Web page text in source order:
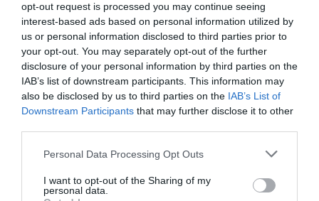
opt-out request is processed you may continue seeing
interest-based ads based on personal information utilized by
us or personal information disclosed to third parties prior to
your opt-out. You may separately opt-out of the further
disclosure of your personal information by third parties on the
IAB’s list of downstream participants. This information may
also be disclosed by us to third parties on the IAB’s List of
Downstream Participants that may further disclose it to other
Please note that this website/app uses one or more Google
not limited to your visit or usage behaviour. You may click to
grant or deny consent to Google and its third-party tags to
Personal Data Processing Opt Outs
I want to opt-out of the Sharing of my
personal data.
Gustave Doré: Empyreum
Universal History Archive/Getty Images
Az Empyreum Dante világképében a létezés
középpontjában áll, körülötte sorakoznak az égi